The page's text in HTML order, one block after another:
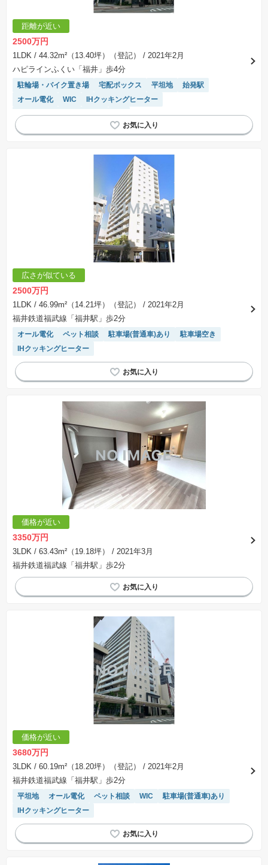
手付金など）は名目のいかんに関わらず、全て返却されます。
※課税対象物件の「価格」や「費用等」は消費税込みの「総額表示」で統一しています。
※「本体価格」とは、課税対象物件においては「消費税を除いた建物価格」と「土地価格」の
合計額を指します。
表示されておりません。
※取引にかかる費用：物件の契約手続き、決済、引き渡し時にかかる費用を表示しています。
不動産会社によって表記有無が異なるため、ご自身で十分な確認をしていただくようにお願い
いたします。
場合があります。
距離が近い
2500万円
1LDK / 44.32m²（13.40坪）（登記）
/ 2021年2月
ハピラインふくい「福井」歩4分
駐輪場・バイク置き場 宅配ボックス 平坦地
始発駅
オール電化
WIC
IHクッキングヒーター
モニター付きインターホン
SIC
広さが似ている
2500万円
1LDK / 46.99m²（14.21坪）（登記）
/ 2021年2月
福井鉄道福武線「福井駅」歩2分
オール電化 ペット相談 駐車場(普通車)あり
駐車場空き
IHクッキングヒーター
価格が近い
3350万円
3LDK / 63.43m²（19.18坪）
/ 2021年3月
福井鉄道福武線「福井駅」歩2分
価格が近い
3680万円
3LDK / 60.19m²（18.20坪）（登記）
/ 2021年2月
福井鉄道福武線「福井駅」歩2分
平坦地 オール電化 ペット相談 WIC
駐車場(普通車)あり
IHクッキングヒーター